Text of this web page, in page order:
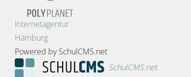
Internetagentur
Hamburg
Powered by SchulCMS.net
SchulCMS.net